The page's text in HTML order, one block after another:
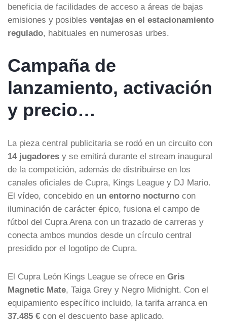
beneficia de facilidades de acceso a áreas de bajas
emisiones y posibles ventajas en el estacionamiento
regulado, habituales en numerosas urbes.
Campaña de
lanzamiento, activación
y precio…
La pieza central publicitaria se rodó en un circuito con
14 jugadores y se emitirá durante el stream inaugural
de la competición, además de distribuirse en los
canales oficiales de Cupra, Kings League y DJ Mario.
El vídeo, concebido en un entorno nocturno con
iluminación de carácter épico, fusiona el campo de
fútbol del Cupra Arena con un trazado de carreras y
conecta ambos mundos desde un círculo central
presidido por el logotipo de Cupra.
El Cupra León Kings League se ofrece en Gris
Magnetic Mate, Taiga Grey y Negro Midnight. Con el
equipamiento específico incluido, la tarifa arranca en
37.485 € con el descuento base aplicado.